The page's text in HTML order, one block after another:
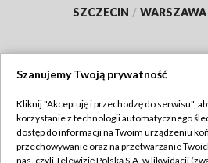
SZCZECIN / WARSZAWA
TVP
Abonament TVP
Regulamin
Szanujemy Twoją prywatność
Kliknij "Akceptuję i przechodzę do serwisu",
korzystanie z technologii automatycznego
dostęp do informacji na Twoim urządzeniu
przechowywanie oraz na przetwarzanie
nas, czyli Telewizję Polską S.A. w likwidacji